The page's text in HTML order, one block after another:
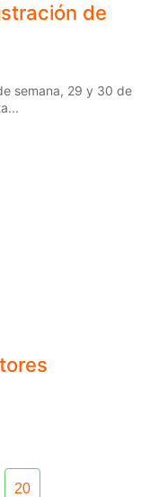
de
semana, 29 y 30 de
20